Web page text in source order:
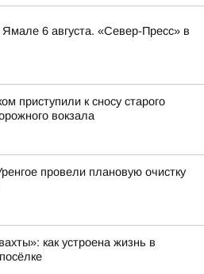
Ямале 6 августа. «Север-Пресс» в
приступили к сносу старого
вокзала
провели плановую очистку
как устроена жизнь в